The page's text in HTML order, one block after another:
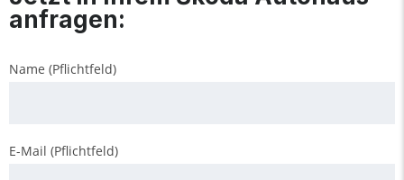
anfragen:
Name (Pflichtfeld)
E-Mail (Pflichtfeld)